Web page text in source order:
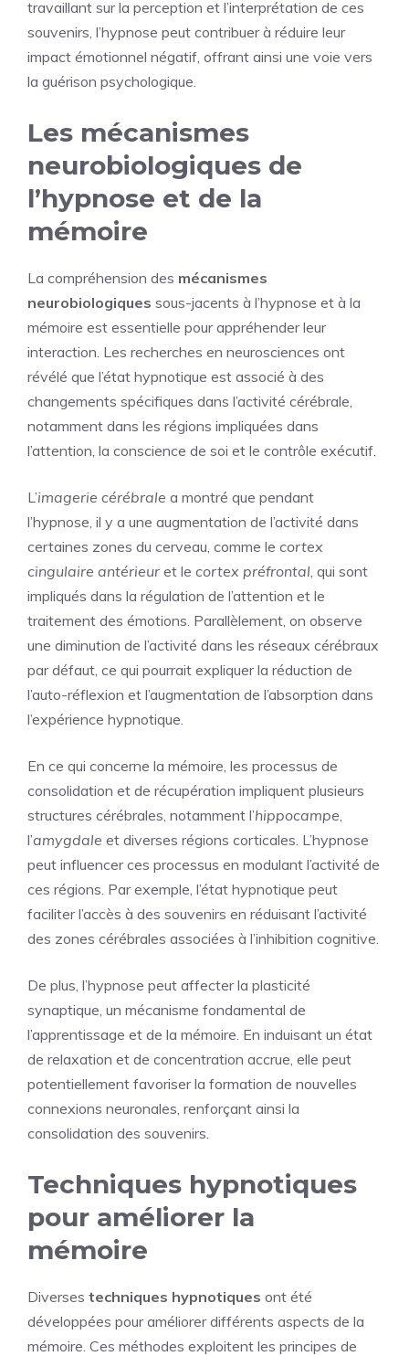
travaillant sur la perception et l’interprétation de ces
souvenirs, l’hypnose peut contribuer à réduire leur
impact émotionnel négatif, offrant ainsi une voie vers
la guérison psychologique.
Les mécanismes
neurobiologiques de
l’hypnose et de la
mémoire
La compréhension des mécanismes
neurobiologiques sous-jacents à l’hypnose et à la
mémoire est essentielle pour appréhender leur
interaction. Les recherches en neurosciences ont
révélé que l’état hypnotique est associé à des
changements spécifiques dans l’activité cérébrale,
notamment dans les régions impliquées dans
l’attention, la conscience de soi et le contrôle exécutif.
L’imagerie cérébrale a montré que pendant
l’hypnose, il y a une augmentation de l’activité dans
certaines zones du cerveau, comme le cortex
cingulaire antérieur et le cortex préfrontal, qui sont
impliqués dans la régulation de l’attention et le
traitement des émotions. Parallèlement, on observe
une diminution de l’activité dans les réseaux cérébraux
par défaut, ce qui pourrait expliquer la réduction de
l’auto-réflexion et l’augmentation de l’absorption dans
l’expérience hypnotique.
En ce qui concerne la mémoire, les processus de
consolidation et de récupération impliquent plusieurs
structures cérébrales, notamment l’hippocampe,
l’amygdale et diverses régions corticales. L’hypnose
peut influencer ces processus en modulant l’activité de
ces régions. Par exemple, l’état hypnotique peut
faciliter l’accès à des souvenirs en réduisant l’activité
des zones cérébrales associées à l’inhibition cognitive.
De plus, l’hypnose peut affecter la plasticité
synaptique, un mécanisme fondamental de
l’apprentissage et de la mémoire. En induisant un état
de relaxation et de concentration accrue, elle peut
potentiellement favoriser la formation de nouvelles
connexions neuronales, renforçant ainsi la
consolidation des souvenirs.
Techniques hypnotiques
pour améliorer la
mémoire
Diverses techniques hypnotiques ont été
développées pour améliorer différents aspects de la
mémoire. Ces méthodes exploitent les principes de